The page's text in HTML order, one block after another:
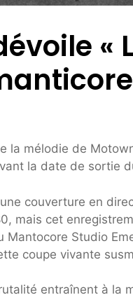
«
la mélodie de
la date de sortie
couverture en
mais cet
Studio
coupe vivante
entraînent à la